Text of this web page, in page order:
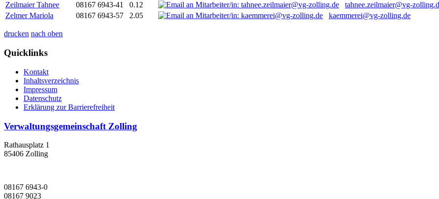
Zeilmaier Tahnee
08167 6943-41 0.12
tahnee.zeilmaier@vg-
Zelmer Mariola
08167 6943-57 2.05 kaemmerei@vg-zolling.de
drucken nach oben
Quicklinks
Kontakt
Inhaltsverzeichnis
Impressum
Datenschutz
Erklärung zur Barrierefreiheit
Verwaltungsgemeinschaft Zolling
Rathausplatz 1
85406 Zolling
08167 6943-0
08167 9023